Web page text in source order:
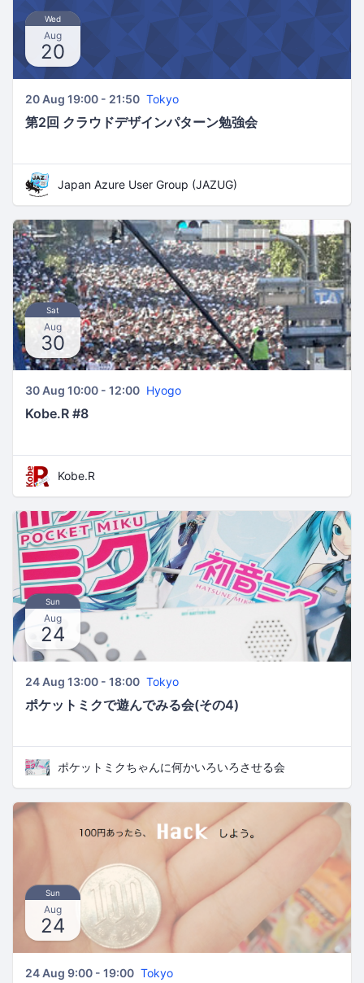
Wed
Aug
20
20 Aug 19:00 - 21:50 Tokyo
第2回 クラウドデザインパターン勉強会
Japan Azure User Group (JAZUG)
Sat
Aug
30
30 Aug 10:00 - 12:00 Hyogo
Kobe.R #8
Kobe.R
Sun
Aug
24
24 Aug 13:00 - 18:00 Tokyo
ポケットミクで遊んでみる会(その4)
ポケットミクちゃんに何かいろいろさせる会
Sun
Aug
24
24 Aug 9:00 - 19:00 Tokyo